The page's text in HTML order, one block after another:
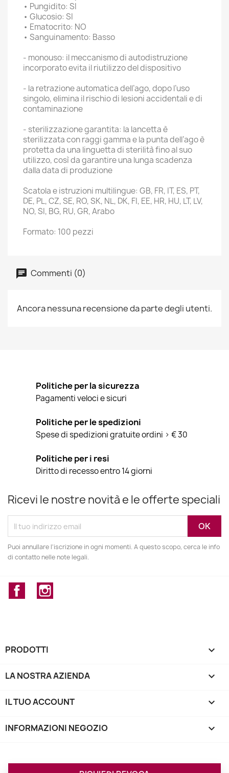
• Pungidito: SI
• Glucosio: SI
• Ematocrito: NO
• Sanguinamento: Basso
- monouso: il meccanismo di autodistruzione
incorporato evita il riutilizzo del dispositivo
- la retrazione automatica dell’ago, dopo l’uso
singolo, elimina il rischio di lesioni accidentali e di
contaminazione
- sterilizzazione garantita: la lancetta è
sterilizzata con raggi gamma e la punta dell’ago è
protetta da una linguetta di sterilità fino al suo
utilizzo, così da garantire una lunga scadenza
dalla data di produzione
Scatola e istruzioni multilingue: GB, FR, IT, ES, PT,
DE, PL, CZ, SE, RO, SK, NL, DK, FI, EE, HR, HU, LT, LV,
NO, SI, BG, RU, GR, Arabo
Formato: 100 pezzi
Commenti (0)
Ancora nessuna recensione da parte degli utenti.
Politiche per la sicurezza
Pagamenti veloci e sicuri
Politiche per le spedizioni
Spese di spedizioni gratuite ordini > € 30
Politiche per i resi
Diritto di recesso entro 14 giorni
Ricevi le nostre novità e le offerte speciali
Puoi annullare l'iscrizione in ogni momenti. A questo scopo, cerca le info
di contatto nelle note legali.
Facebook
PRODOTTI 
LA NOSTRA AZIENDA 
IL TUO ACCOUNT 
INFORMAZIONI NEGOZIO keyboard_arrow_down